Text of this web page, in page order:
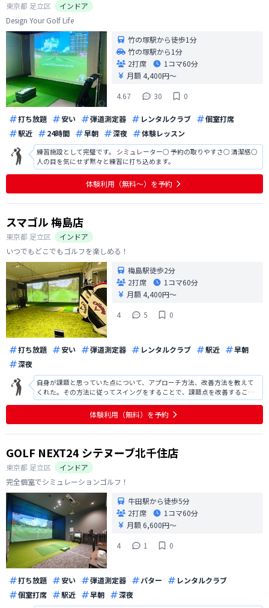
東京都 足立区
インドア
Design Your Golf Life
竹の塚駅から徒歩1分
竹の塚駅から1分
2打席
1コマ60分
月額 4,400円〜
4.67
30 0
打ち放題 安い 弾道測定器 レンタルクラブ
個室打席
駅近
24時間 早朝 深夜 体験レッスン
練習施設として完璧です。 シミュレーター○ 予約の取りやすさ○ 清潔感○
人の目を気にせず黙々と練習に打ち込めます。
体験利用（無料〜）を予約
スマゴル 梅島店
東京都 足立区
インドア
いつでもどこでもゴルフを楽しめる！
梅島駅徒歩2分
2打席
1コマ60分
月額 4,400円〜
4
5 0
打ち放題 安い 弾道測定器 レンタルクラブ 駅近
早朝
深夜
自身が課題と思っていた点について、アプローチ方法、改善方法を教えて
くれた。その方法に従ってスイングをすることで、課題点を改善すること
ができたのでよかった。施設はきれいであり、練習のモチベーションも上
がるではないかと感じた。自宅からも近いので、定期的に通うといい意味
ではとても良い練習場だと考えている。
体験利用（無料）を予約
GOLF NEXT24 シテヌーブ北千住店
東京都 足立区
インドア
完全個室でシミュレーションゴルフ！
牛田駅から徒歩5分
2打席
1コマ60分
月額 6,600円〜
4
1 0
打ち放題 安い 弾道測定器 パター
レンタルクラブ
個室打席
駅近 早朝 深夜